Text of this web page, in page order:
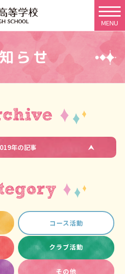
MENU
らせ
年の記事
コース活動
クラブ活動
その他